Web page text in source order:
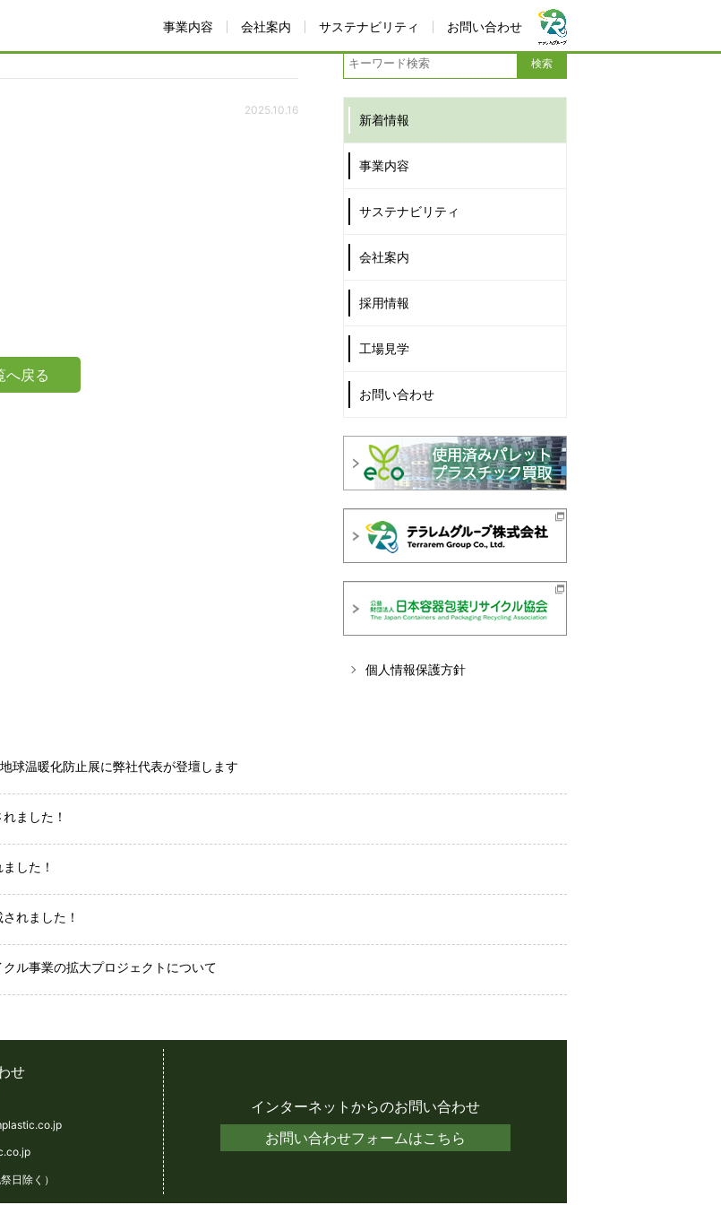
事業内容 会社案内 サステナビリティ お問い合わせ
2025.10.16
へ戻る
新着情報
事業内容
サステナビリティ
会社案内
採用情報
工場見学
お問い合わせ
個人情報保護方針
球温暖化防止展に弊社代表が登壇します
ました！
した！
れました！
ル事業の拡大プロジェクトについて
せ
日除く）
インターネットからのお問い合わせ
お問い合わせフォームはこちら